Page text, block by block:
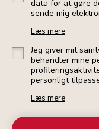
data for at gøre
sende mig
Læs mere
Jeg giver mit
behandler mine
personligt
Læs mere